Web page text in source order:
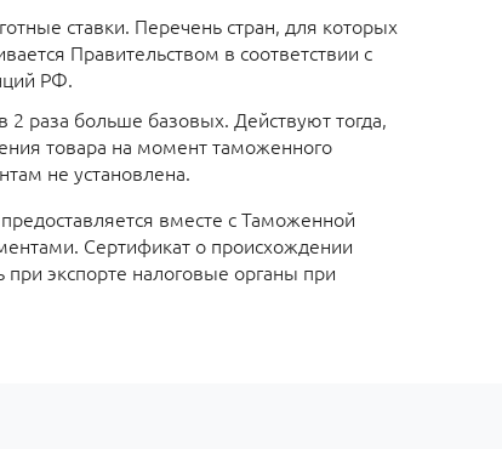
ставки. Перечень стран, для которых
Правительством в соответствии с
РФ.
раза больше базовых. Действуют тогда,
товара на момент таможенного
не установлена.
вместе с Таможенной
Сертификат о происхождении
при экспорте налоговые органы при